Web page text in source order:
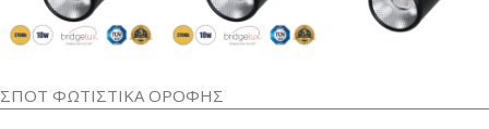
ΣΠΟΤ ΦΩΤΙΣΤΙΚΑ ΟΡΟΦΗΣ